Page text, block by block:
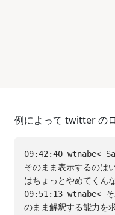
例によって twitter のロ
09:42:40 wtnabe<
そのまま表示するのは
はちょっとやめてくん
09:51:13 wtnabe< そ
のまま解釈する能力を